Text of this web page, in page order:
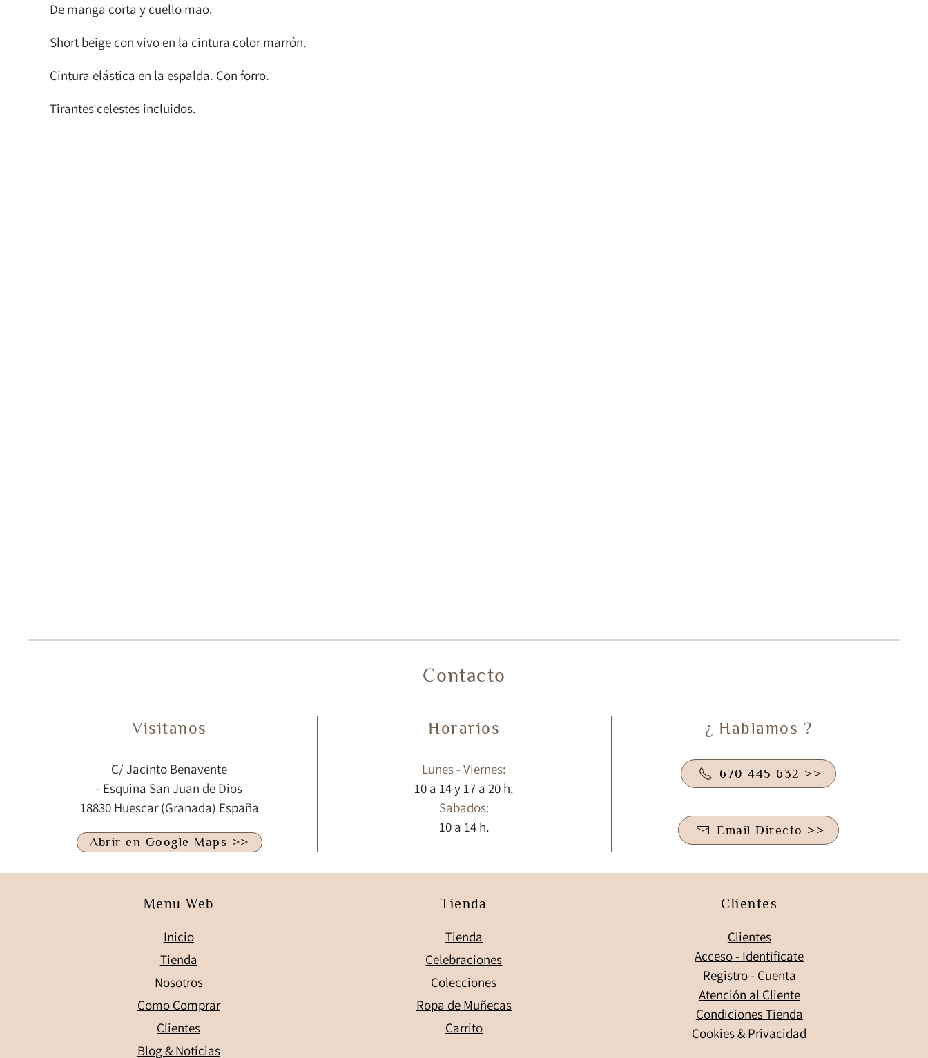
De manga corta y cuello mao.
Short beige con vivo en la cintura color marrón.
Cintura elástica en la espalda. Con forro.
Tirantes celestes incluidos.
Contacto
Visitanos
C/ Jacinto Benavente
- Esquina San Juan de Dios
18830 Huescar (Granada) España
Abrir en Google Maps >>
Horarios
Lunes - Viernes:
10 a 14 y 17 a 20 h.
Sabados:
10 a 14 h.
¿ Hablamos ?
670 445 632 >>
Email Directo >>
Menu Web
Inicio
Tienda
Nosotros
Como Comprar
Clientes
Blog & Notícias
Tienda
Tienda
Celebraciones
Colecciones
Ropa de Muñecas
Carrito
Clientes
Clientes
Acceso - Identificate
Registro - Cuenta
Atención al Cliente
Condiciones Tienda
Cookies & Privacidad